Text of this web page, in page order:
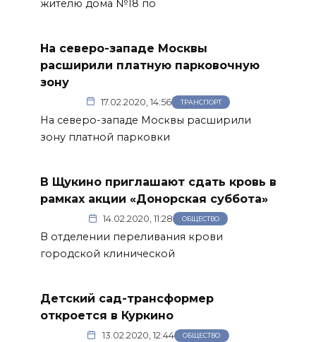
жителю дома №18 по
На северо-западе Москвы
расширили платную парковочную
зону
17.02.2020, 14:56 ТРАНСПОРТ
На северо-западе Москвы расширили
зону платной парковки
В Щукино приглашают сдать кровь в
рамках акции «Донорская суббота»
14.02.2020, 11:28 ОБЩЕСТВО
В отделении переливания крови
городской клинической
Детский сад-трансформер
откроется в Куркино
13.02.2020, 12:44 ОБЩЕСТВО